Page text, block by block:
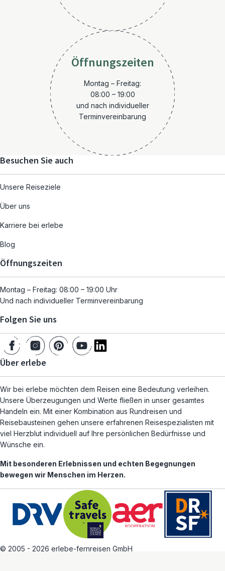
Öffnungszeiten
Montag – Freitag:
08:00 – 19:00
und nach individueller
Terminvereinbarung
Besuchen Sie auch
Unsere Reiseziele
Über uns
Karriere bei erlebe
Blog
Öffnungszeiten
Montag – Freitag: 08:00 – 19:00 Uhr
Und nach individueller Terminvereinbarung
Folgen Sie uns
Über erlebe
Wir bei erlebe möchten dem Reisen eine Bedeutung verleihen.
Unsere Überzeugungen und Werte fließen in unser gesamtes
Handeln ein. Mit einer Kombination aus Rundreisen und
Reisebausteinen gehen unsere erfahrenen Reisespezialisten mit
viel Herzblut individuell auf Ihre persönlichen Bedürfnisse und
Wünsche ein.
Mit besonderen Erlebnissen und echten Begegnungen
bewegen wir Menschen im Herzen.
© 2005 - 2026 erlebe-fernreisen GmbH